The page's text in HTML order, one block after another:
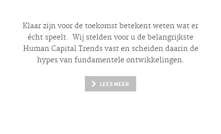
Klaar zijn voor de toekomst betekent weten wat er
écht speelt. Wij stelden voor u de belangrijkste
Human Capital Trends vast en scheiden daarin de
hypesvan fundamentele ontwikkelingen.
LEES MEER